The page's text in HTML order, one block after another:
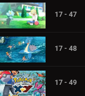
17 - 47
17 - 48
17 - 49